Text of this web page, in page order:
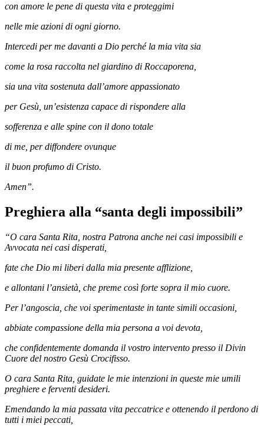
con amore le pene di questa vita e proteggimi
nelle mie azioni di ogni giorno.
Intercedi per me davanti a Dio perché la mia vita sia
come la rosa raccolta nel giardino di Roccaporena,
sia una vita sostenuta dall’amore appassionato
per Gesù, un’esistenza capace di rispondere alla
sofferenza e alle spine con il dono totale
di me, per diffondere ovunque
il buon profumo di Cristo.
Amen”.
Preghiera alla “santa degli impossibili”
“O cara Santa Rita, nostra Patrona anche nei casi impossibili e
Avvocata nei casi disperati,
fate che Dio mi liberi dalla mia presente afflizione,
e allontani l’ansietà, che preme così forte sopra il mio cuore.
Per l’angoscia, che voi sperimentaste in tante simili occasioni,
abbiate compassione della mia persona a voi devota,
che confidentemente domanda il vostro intervento presso il Divin
Cuore del nostro Gesù Crocifisso.
O cara Santa Rita, guidate le mie intenzioni in queste mie umili
preghiere e ferventi desideri.
Emendando la mia passata vita peccatrice e ottenendo il perdono di
tutti i miei peccati,